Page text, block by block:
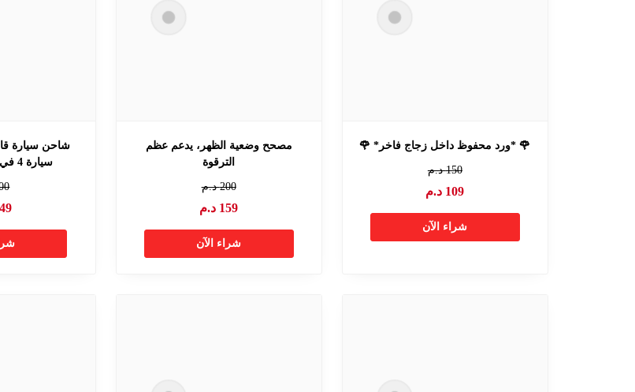
🌹 *ورد محفوظ داخل زجاج فاخر* 🌹
150د.م
109 د.م
شراء الآن
مصحح وضعية الظهر، يدعم عظم
الترقوة
200د.م
159 د.م
شراء الآن
شاحن سيارة
سيارة 4 في 1 بقوة 69 وات